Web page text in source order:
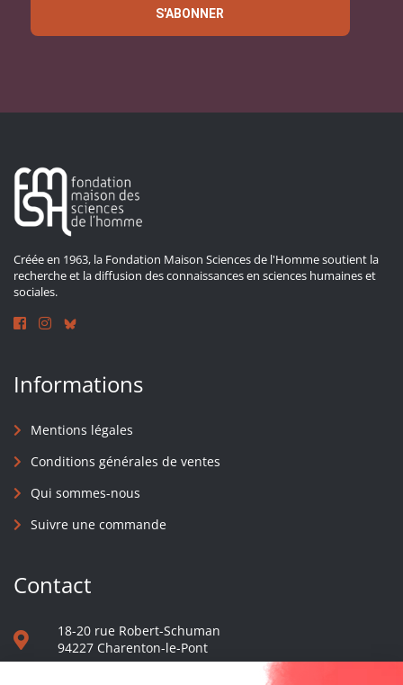
S'ABONNER
Créée en 1963, la Fondation Maison Sciences de l'Homme soutient la
recherche et la diffusion des connaissances en sciences humaines et
sociales.
Informations
Mentions légales
Conditions générales de ventes
Qui sommes-nous
Suivre une commande
Contact
18-20 rue Robert-Schuman
94227 Charenton-le-Pont